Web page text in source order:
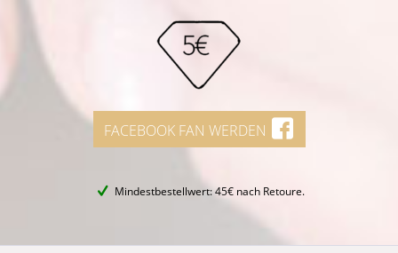
FACEBOOK FAN WERDEN
Mindestbestellwert: 45€ nach Retoure.